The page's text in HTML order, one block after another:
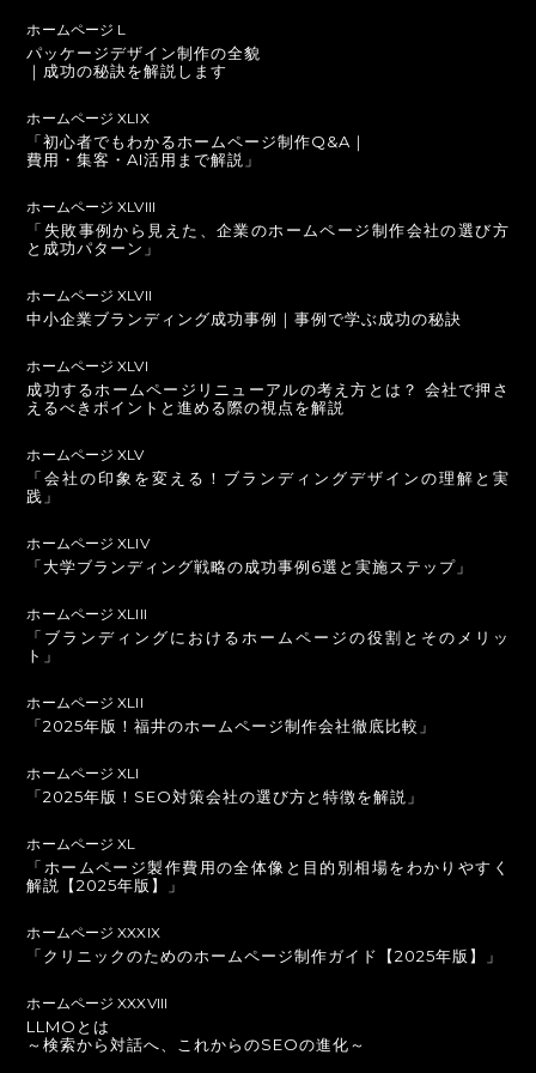
ホームページ L
パッケージデザイン制作の全貌
｜成功の秘訣を解説します
ホームページ XLIX
「初心者でもわかるホームページ制作Q&A｜
費用・集客・AI活用まで解説」
ホームページ XLVIII
「失敗事例から見えた、企業のホームページ制作会社の選び方
と成功パターン」
ホームページ XLVII
中小企業ブランディング成功事例｜事例で学ぶ成功の秘訣
ホームページ XLVI
成功するホームページリニューアルの考え方とは？ 会社で押さ
えるべきポイントと進める際の視点を解説
ホームページ XLV
「会社の印象を変える！ブランディングデザインの理解と実
践」
ホームページ XLIV
「大学ブランディング戦略の成功事例6選と実施ステップ」
ホームページ XLIII
「ブランディングにおけるホームページの役割とそのメリッ
ト」
ホームページ XLII
「2025年版！福井のホームページ制作会社徹底比較」
ホームページ XLI
「2025年版！SEO対策会社の選び方と特徴を解説」
ホームページ XL
「ホームページ製作費用の全体像と目的別相場をわかりやすく
解説【2025年版】」
ホームページ XXXIX
「クリニックのためのホームページ制作ガイド【2025年版】」
ホームページ XXXVIII
LLMOとは
～検索から対話へ、これからのSEOの進化～